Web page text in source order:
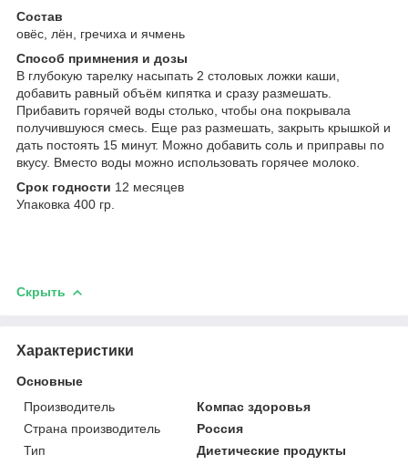
Состав
овёс, лён, гречиха и ячмень
Способ примнения и дозы
В глубокую тарелку насыпать 2 столовых ложки каши,
добавить равный объём кипятка и сразу размешать.
Прибавить горячей воды столько, чтобы она покрывала
получившуюся смесь. Еще раз размешать, закрыть крышкой и
дать постоять 15 минут. Можно добавить соль и приправы по
вкусу. Вместо воды можно использовать горячее молоко.
Срок годности 12 месяцев
Упаковка 400 гр.
Скрыть
Характеристики
Основные
Производитель
Компас здоровья
Страна производитель
Россия
Тип
Диетические продукты